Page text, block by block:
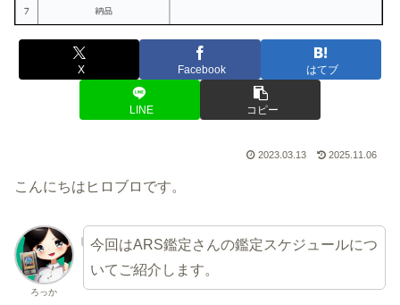
X Facebook はてブ
LINE コピー
2023.03.13 2025.11.06
こんにちはヒロブロです。
ろっか
今回はARS鑑定さんの鑑定スケジュールにつ
いてご紹介します。